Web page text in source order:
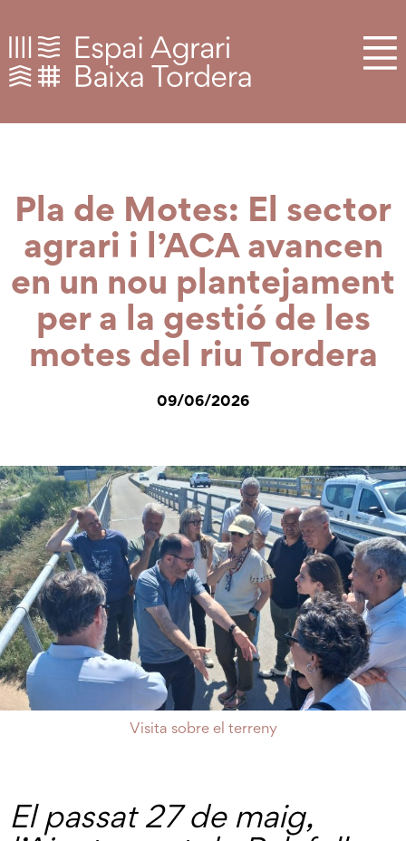
Pla de Motes: El sector
agrari i l’ACA avancen
en un nou plantejament
per a la gestió de les
motes del riu Tordera
09/06/2026
Visita sobre el terreny
El passat 27 de maig,